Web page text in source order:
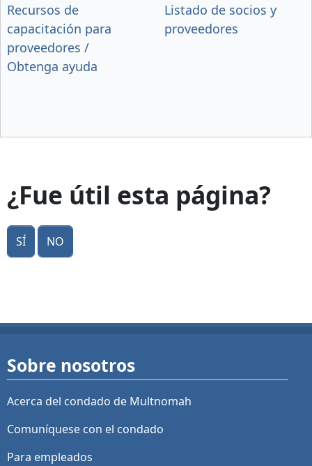
Recursos de
capacitación para
proveedores /
Obtenga ayuda
Listado de socios y
proveedores
¿Fue útil esta página?
Sí No
Sobre nosotros
Acerca del condado de Multnomah
Comuníquese con el condado
Para empleados